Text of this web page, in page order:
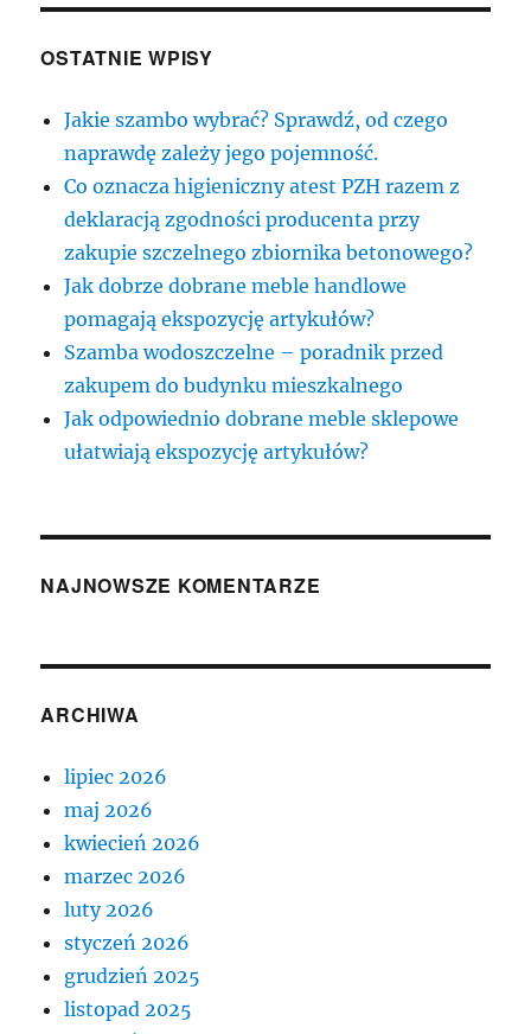
OSTATNIE WPISY
Jakie szambo wybrać? Sprawdź, od czego
naprawdę zależy jego pojemność.
Co oznacza higieniczny atest PZH razem z
deklaracją zgodności producenta przy
zakupie szczelnego zbiornika betonowego?
Jak dobrze dobrane meble handlowe
pomagają ekspozycję artykułów?
Szamba wodoszczelne – poradnik przed
zakupem do budynku mieszkalnego
Jak odpowiednio dobrane meble sklepowe
ułatwiają ekspozycję artykułów?
NAJNOWSZE KOMENTARZE
ARCHIWA
lipiec 2026
maj 2026
kwiecień 2026
marzec 2026
luty 2026
styczeń 2026
grudzień 2025
listopad 2025